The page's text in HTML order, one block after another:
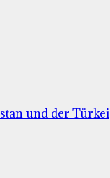
und der Türkei